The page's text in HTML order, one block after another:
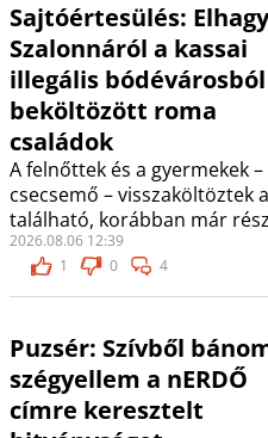
Sajtóértesülés:
Szalonnáról a kassai
illegális bódévárosból
beköltözött roma
családok
A felnőttek és a gyermekek
csecsemő – visszaköltöztek
található, korábban már
2026.08.06 12:39
1
0 4
Puzsér: Szívből
szégyellem a nERDŐ
címre keresztelt